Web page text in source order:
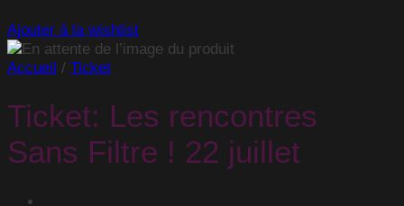
Ajouter à la wishlist
Accueil / Ticket
Ticket: Les rencontres
Sans Filtre ! 22 juillet